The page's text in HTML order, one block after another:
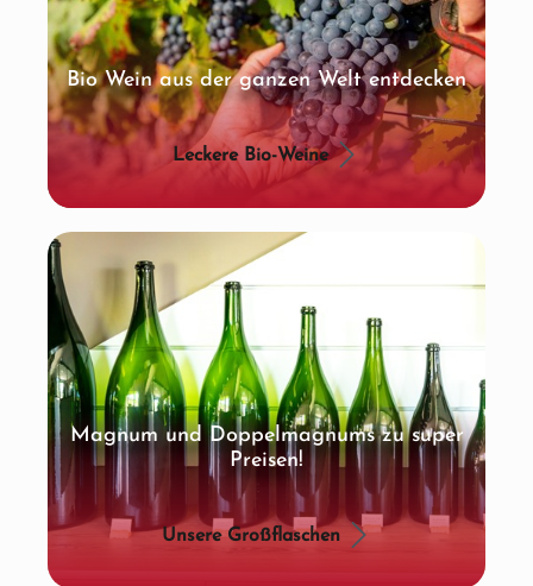
Bio Wein aus der ganzen Welt entdecken
Leckere Bio-Weine
Magnum und Doppelmagnums zu super
Preisen!
Unsere Großflaschen